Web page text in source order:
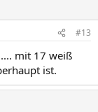
#13
mit 17 weiß
ist.